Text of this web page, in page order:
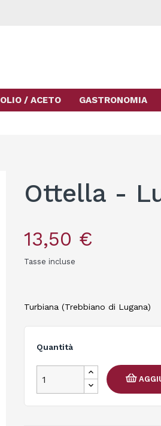
OLIO / ACETO GASTRONOMIA
Ottella -
13,50 €
Tasse incluse
Turbiana (Trebbiano di Lugana)
Quantità